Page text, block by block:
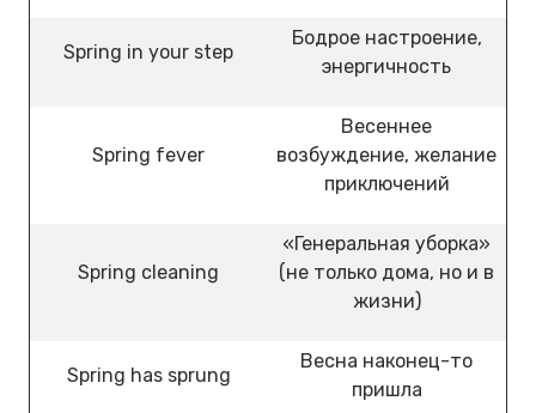
Spring in your step
Бодрое настроение,
энергичность
Spring fever
Весеннее
возбуждение, желание
приключений
Spring cleaning
«Генеральная уборка»
(не только дома, но и в
жизни)
Spring has sprung
Весна наконец-то
пришла